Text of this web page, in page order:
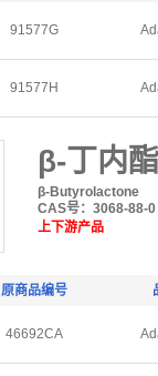
91577G
91577H
β-丁内酯
β-Butyrolactone
CAS号：3068-88-0
上下游产品
原商品编号
46692CA